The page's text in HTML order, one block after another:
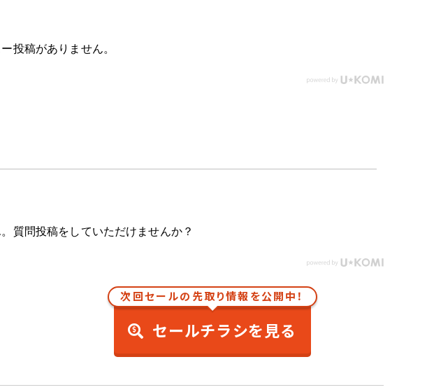
投稿がありません。
質問投稿をしていただけませんか？
次回セールの先取り情報を公開中！
セールチラシを見る